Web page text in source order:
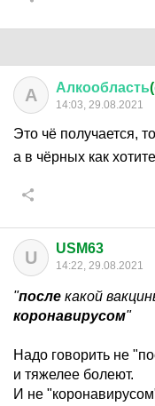
А Алкообласть(
14:03, 29.08.2021
Это чё получается,
а в чёрных как
U USM63
14:22, 29.08.2021
"после какой
коронавирусом"
Надо говорить не
и тяжелее болеют.
И не